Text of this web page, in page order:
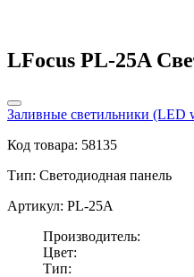
LFocus PL-25A
Заливные светильники (LED
Код товара: 58135
Тип: Светодиодная панель
Артикул: PL-25A
Производитель:
Цвет:
Тип: